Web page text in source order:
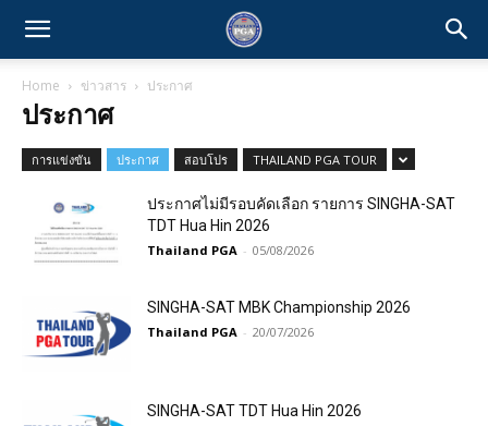
Home ข่าวสาร ประกาศ
ประกาศ
การแข่งขัน ประกาศ สอบโปร THAILAND PGA TOUR
ประกาศไม่มีรอบคัดเลือก รายการ SINGHA-SAT
TDT Hua Hin 2026
Thailand PGA - 05/08/2026
SINGHA-SAT MBK Championship 2026
Thailand PGA - 20/07/2026
SINGHA-SAT TDT Hua Hin 2026